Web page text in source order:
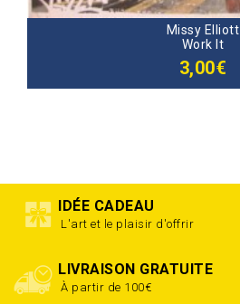
Missy Elliott
Work It
3,00€
IDÉE CADEAU
L'art et le plaisir d'offrir
LIVRAISON GRATUITE
À partir de 100€